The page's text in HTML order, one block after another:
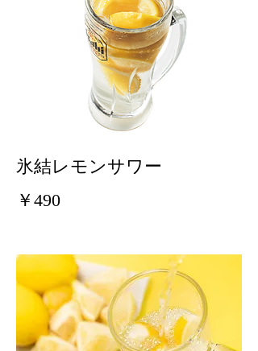
氷結レモンサワー
￥490